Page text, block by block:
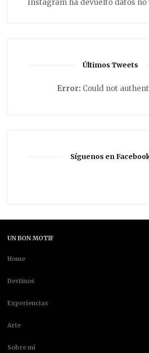
Instagram ha devuelto datos no
Últimos Tweets
Error: Could not
Síguenos en
UN BON MOTIF
Home
Destinos
Experiencias
Arte
Sobre mí